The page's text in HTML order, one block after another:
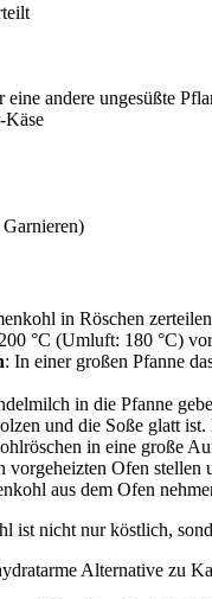
andere ungesüßte
Käse
in Röschen
°C (Umluft: 180 °C)
: In einer großen Pfanne
in die Pfanne
und die Soße glatt
in eine große
Ofen
aus dem Ofen
ist nicht nur köstlich,
Alternative zu